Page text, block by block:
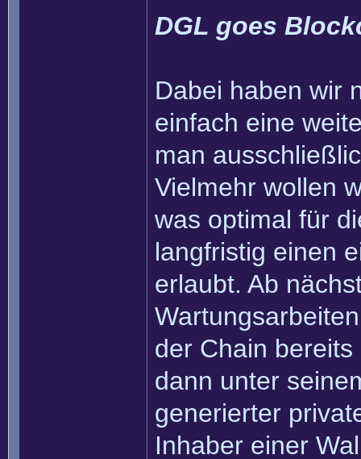
DGL goes
Dabei haben wir
einfach eine
man
Vielmehr wollen
was optimal für
langfristig einen
erlaubt. Ab
der Chain
dann unter
generierter
Inhaber einer